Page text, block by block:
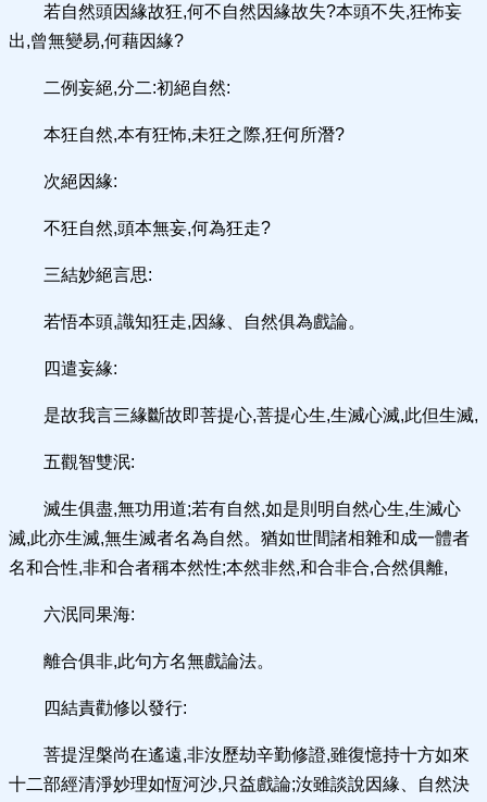
若自然頭因緣故狂,何不自然因緣故失?本頭不失,狂怖妄
出,曾無變易,何藉因緣?
二例妄絕,分二:初絕自然:
本狂自然,本有狂怖,未狂之際,狂何所潛?
次絕因緣:
不狂自然,頭本無妄,何為狂走?
三結妙絕言思:
若悟本頭,識知狂走,因緣、自然俱為戲論。
四遣妄緣:
是故我言三緣斷故即菩提心,菩提心生,生滅心滅,此但生滅,
五觀智雙泯:
滅生俱盡,無功用道;若有自然,如是則明自然心生,生滅心
滅,此亦生滅,無生滅者名為自然。猶如世間諸相雜和成一體者
名和合性,非和合者稱本然性;本然非然,和合非合,合然俱離,
六泯同果海:
離合俱非,此句方名無戲論法。
四結責勸修以發行:
菩提涅槃尚在遙遠,非汝歷劫辛勤修證,雖復憶持十方如來
十二部經清淨妙理如恆河沙,只益戲論;汝雖談說因緣、自然決